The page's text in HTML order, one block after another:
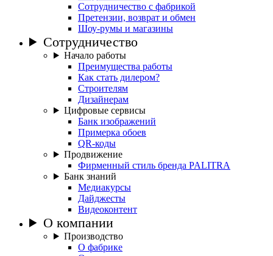
Сотрудничество с фабрикой
Претензии, возврат и обмен
Шоу-румы и магазины
Сотрудничество
Начало работы
Преимущества работы
Как стать дилером?
Строителям
Дизайнерам
Цифровые сервисы
Банк изображений
Примерка обоев
QR-коды
Продвижение
Фирменный стиль бренда PALITRA
Банк знаний
Медиакурсы
Дайджесты
Видеоконтент
О компании
Производство
О фабрике